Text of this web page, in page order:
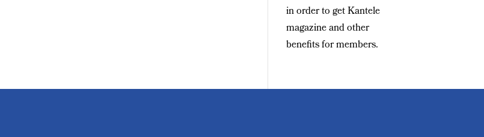
in order to get Kantele
magazine and other
benefits for members.